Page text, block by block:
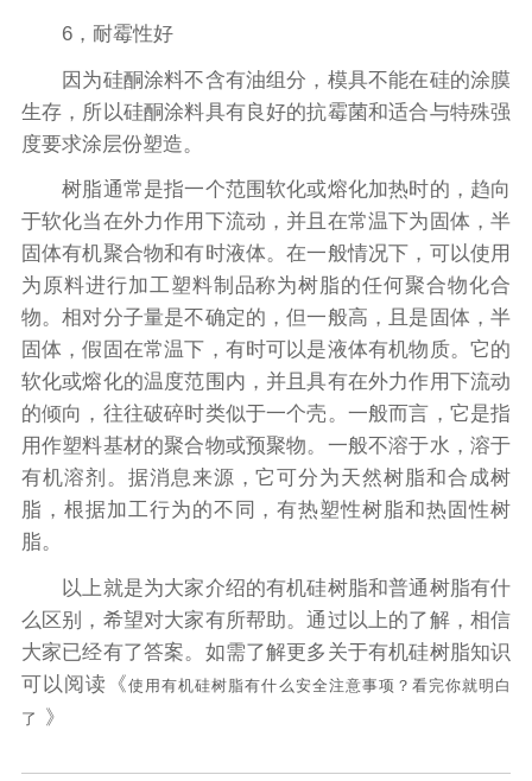
6，耐霉性好
因为硅酮涂料不含有油组分，模具不能在硅的涂膜
生存，所以硅酮涂料具有良好的抗霉菌和适合与特殊强
度要求涂层份塑造。
树脂通常是指一个范围软化或熔化加热时的，趋向
于软化当在外力作用下流动，并且在常温下为固体，半
固体有机聚合物和有时液体。在一般情况下，可以使用
为原料进行加工塑料制品称为树脂的任何聚合物化合
物。相对分子量是不确定的，但一般高，且是固体，半
固体，假固在常温下，有时可以是液体有机物质。它的
软化或熔化的温度范围内，并且具有在外力作用下流动
的倾向，往往破碎时类似于一个壳。一般而言，它是指
用作塑料基材的聚合物或预聚物。一般不溶于水，溶于
有机溶剂。据消息来源，它可分为天然树脂和合成树
脂，根据加工行为的不同，有热塑性树脂和热固性树
脂。
以上就是为大家介绍的有机硅树脂和普通树脂有什
么区别，希望对大家有所帮助。通过以上的了解，相信
大家已经有了答案。如需了解更多关于有机硅树脂知识
可以阅读《使用有机硅树脂有什么安全注意事项？看完你就明白
了
》